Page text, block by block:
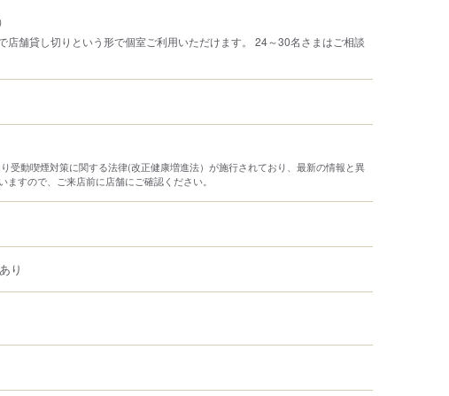
店舗貸し切りという形で個室ご利用いただけます。 24～30名さまはご相談
受動喫煙対策に関する法律(改正健康増進法）が施行されており、最新の情報と異
ますので、ご来店前に店舗にご確認ください。
り